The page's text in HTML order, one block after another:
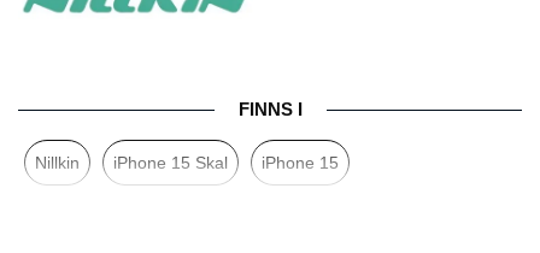
FINNS I
Nillkin iPhone 15 Skal iPhone 15